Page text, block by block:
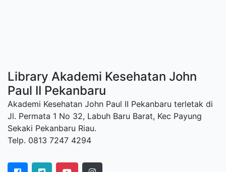
Library Akademi Kesehatan John
Paul II Pekanbaru
Akademi Kesehatan John Paul II Pekanbaru terletak di
Jl. Permata 1 No 32, Labuh Baru Barat, Kec Payung
Sekaki Pekanbaru Riau.
Telp. 0813 7247 4294